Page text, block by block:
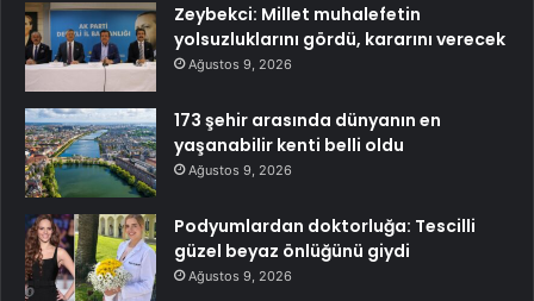
Zeybekci: Millet muhalefetin
yolsuzluklarını gördü, kararını verecek
Ağustos 9, 2026
173 şehir arasında dünyanın en
yaşanabilir kenti belli oldu
Ağustos 9, 2026
Podyumlardan doktorluğa: Tescilli
güzel beyaz önlüğünü giydi
Ağustos 9, 2026